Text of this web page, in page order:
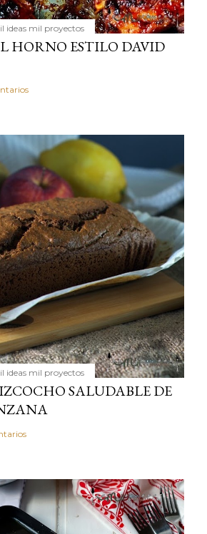
ideas mil proyectos
HORNO ESTILO DAVID
ideas mil proyectos
SALUDABLE DE